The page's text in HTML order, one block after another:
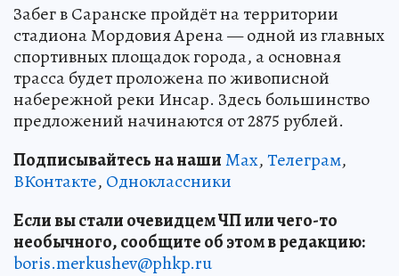
Забег в Саранске пройдёт на территории
стадиона Мордовия Арена — одной из главных
спортивных площадок города, а основная
трасса будет проложена по живописной
набережной реки Инсар. Здесь большинство
предложений начинаются от 2875 рублей.
Подписывайтесь на нашиMax,Телеграм,
ВКонтакте, Одноклассники
Если вы стали очевидцем ЧП или чего-то
необычного, сообщите об этом в редакцию:
boris.merkushev@phkp.ru